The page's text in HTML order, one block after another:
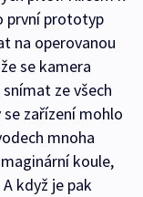
první prototyp
na operovanou
se kamera
ze všech
zařízení mohlo
mnoha
koule,
když je pak